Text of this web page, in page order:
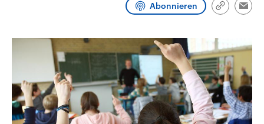
Abonnieren
Link